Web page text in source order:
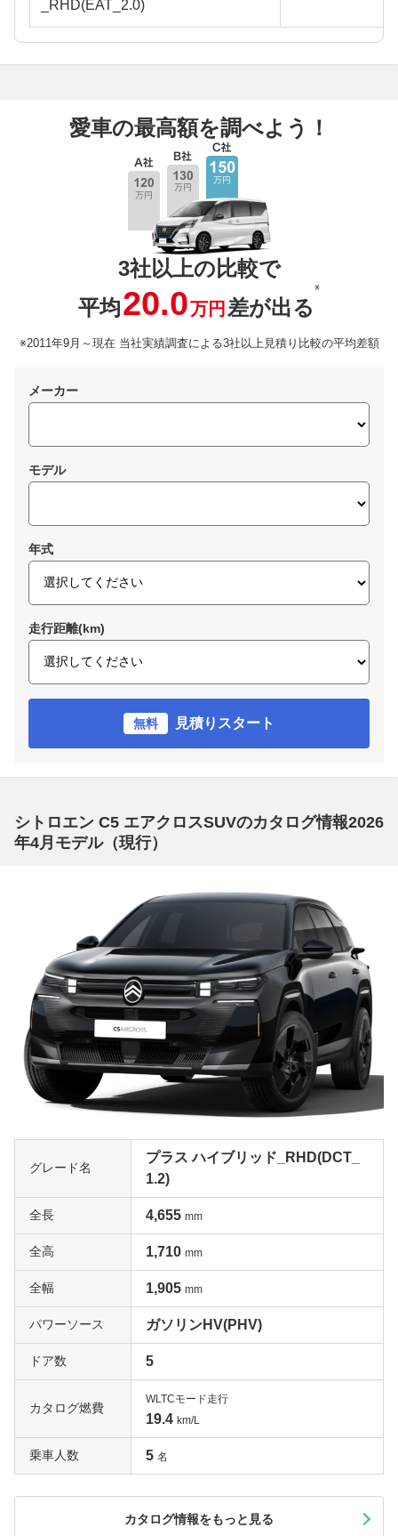
_RHD(EAT_2.0)
愛車の最高額を調べよう！
3社以上の比較で
平均20.0万円 差が出る
※
※2011年9月～現在 当社実績調査による3社以上見積り比較の平均差額
メーカー
モデル
年式
走行距離(km)
無料 見積りスタート
シトロエン C5 エアクロスSUVのカタログ情報2026
年4月モデル（現行）
グレード名
プラス ハイブリッド_RHD(DCT_
1.2)
全長 4,655 mm
全高 1,710 mm
全幅 1,905 mm
パワーソース ガソリンHV(PHV)
ドア数 5
カタログ燃費
WLTCモード走行
19.4 km/L
乗車人数 5 名
カタログ情報をもっと見る